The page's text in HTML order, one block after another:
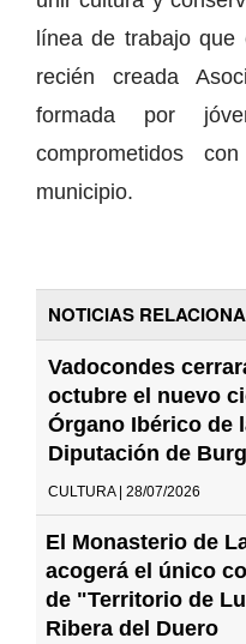
línea de trabajo que
recién creada
formada por
comprometidos
municipio.
NOTICIAS
Vadocondes
octubre el nuevo
Órgano Ibérico de
Diputación de
CULTURA | 28/07/2026
El Monasterio de
acogerá el único
de "Territorio de
Ribera del Duero